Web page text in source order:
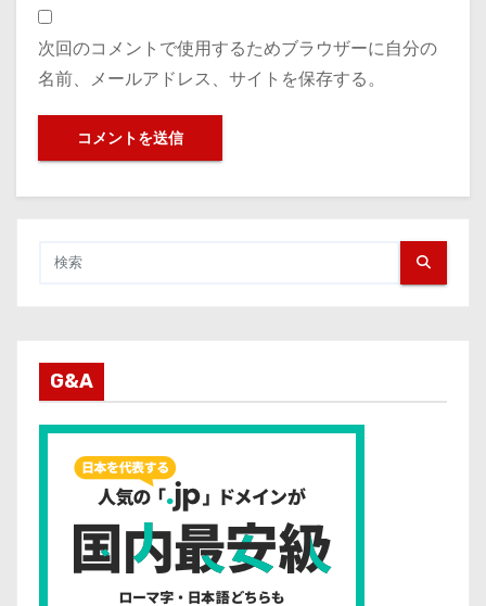
次回のコメントで使用するためブラウザーに自分の
名前、メールアドレス、サイトを保存する。
G&A